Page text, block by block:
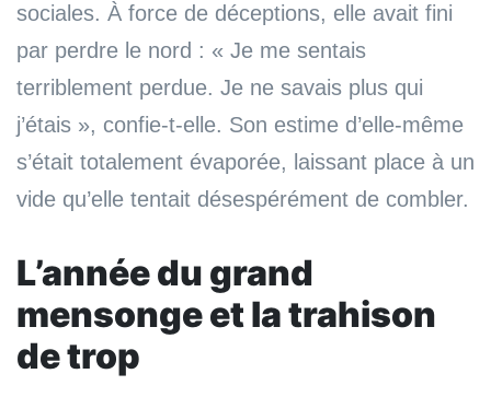
sociales. À force de déceptions, elle avait fini
par perdre le nord : « Je me sentais
terriblement perdue. Je ne savais plus qui
j’étais », confie-t-elle. Son estime d’elle-même
s’était totalement évaporée, laissant place à un
vide qu’elle tentait désespérément de combler.
L’année du grand
mensongeet la trahison
de trop